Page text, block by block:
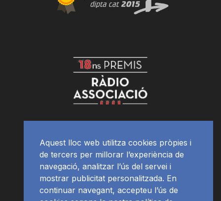
Aquest lloc web utilitza cookies pròpies i
de tercers per millorar l’experiència de
navegació, analitzar l’ús del servei i
mostrar publicitat personalitzada. En
continuar navegant, accepteu l’ús de